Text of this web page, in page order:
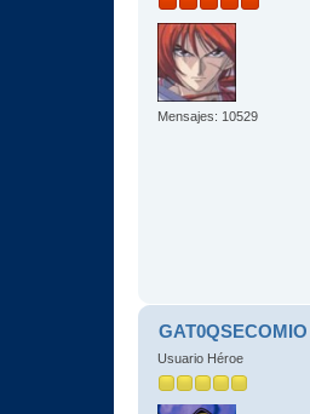
Mensajes: 10529
GAT0QSECOMIO
Usuario Héroe